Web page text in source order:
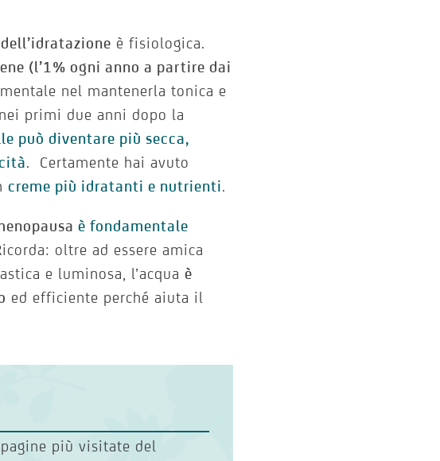
è fisiologica.
(l’1% ogni anno a partire dai
nel mantenerla tonica e
primi due anni dopo la
può diventare più secca,
. Certamente hai avuto
creme più idratanti e nutrienti.
è fondamentale
oltre ad essere amica
e luminosa, l’acquaè
ed efficiente perché aiuta il
più visitate del